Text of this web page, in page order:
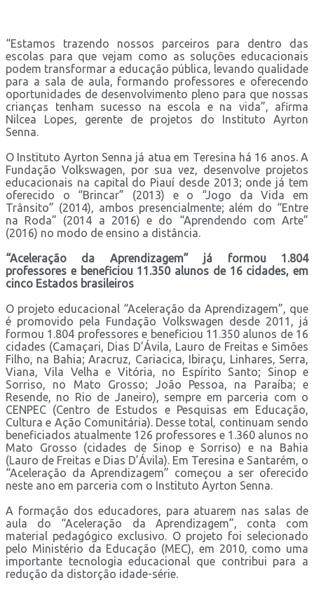
“Estamos trazendo nossos parceiros para dentro das
escolas para que vejam como as soluções educacionais
podem transformar a educação pública, levando qualidade
para a sala de aula, formando professores e oferecendo
oportunidades de desenvolvimento pleno para que nossas
crianças tenham sucesso na escola e na vida”, afirma
Nilcea Lopes, gerente de projetos do Instituto Ayrton
Senna.
O Instituto Ayrton Senna já atua em Teresina há 16 anos. A
Fundação Volkswagen, por sua vez, desenvolve projetos
educacionais na capital do Piauí desde 2013; onde já tem
oferecido o “Brincar” (2013) e o “Jogo da Vida em
Trânsito” (2014), ambos presencialmente; além do “Entre
na Roda” (2014 a 2016) e do “Aprendendo com Arte”
(2016) no modo de ensino a distância.
“Aceleração da Aprendizagem” já formou 1.804
professores e beneficiou 11.350 alunos de 16 cidades, em
cinco Estados brasileiros
O projeto educacional “Aceleração da Aprendizagem”, que
é promovido pela Fundação Volkswagen desde 2011, já
formou 1.804 professores e beneficiou 11.350 alunos de 16
cidades (Camaçari, Dias D’Ávila, Lauro de Freitas e Simões
Filho, na Bahia; Aracruz, Cariacica, Ibiraçu, Linhares, Serra,
Viana, Vila Velha e Vitória, no Espírito Santo; Sinop e
Sorriso, no Mato Grosso; João Pessoa, na Paraíba; e
Resende, no Rio de Janeiro), sempre em parceria com o
CENPEC (Centro de Estudos e Pesquisas em Educação,
Cultura e Ação Comunitária). Desse total, continuam sendo
beneficiados atualmente 126 professores e 1.360 alunos no
Mato Grosso (cidades de Sinop e Sorriso) e na Bahia
(Lauro de Freitas e Dias D’Ávila). Em Teresina e Santarém, o
“Aceleração da Aprendizagem” começou a ser oferecido
neste ano em parceria com o Instituto Ayrton Senna.
A formação dos educadores, para atuarem nas salas de
aula do “Aceleração da Aprendizagem”, conta com
material pedagógico exclusivo. O projeto foi selecionado
pelo Ministério da Educação (MEC), em 2010, como uma
importante tecnologia educacional que contribui para a
redução da distorção idade-série.